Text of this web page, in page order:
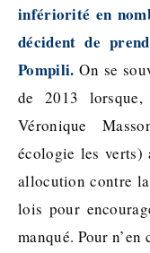
infériorité en
décident de
Pompili. On se
de 2013 lorsque,
Véronique
écologie les verts)
allocution contre
lois pour
manqué. Pour